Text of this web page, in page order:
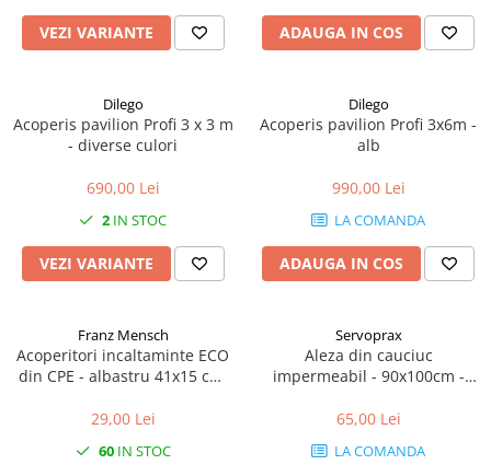
VEZI VARIANTE ADAUGA IN COS
Dilego
Acoperis pavilion Profi 3 x 3 m
- diverse culori
690,00 Lei
2 IN STOC
VEZI VARIANTE
Dilego
Acoperis pavilion Profi 3x6m -
alb
990,00 Lei
LA COMANDA
ADAUGA IN COS
Franz Mensch
Acoperitori incaltaminte ECO
din CPE - albastru 41x15 cm,
buc
29,00 Lei
60IN STOC
Servoprax
Aleza din cauciuc
impermeabil - 90x100cm -
65,00 Lei
LA COMANDA